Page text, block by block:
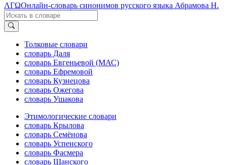
ΛΓΩОнлайн-словарь синонимов русского языка Абрамова Н.
Толковые словари
словарь Даля
словарь Евгеньевой (МАС)
словарь Ефремовой
словарь Кузнецова
словарь Ожегова
словарь Ушакова
Этимологические словари
словарь Крылова
словарь Семёнова
словарь Успенского
словарь Фасмера
словарь Шанского